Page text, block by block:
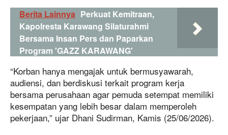
Berita Lainnya Perkuat Kemitraan,
Kapolresta Karawang Silaturahmi
Bersama Insan Pers dan Paparkan
Program 'GAZZ KARAWANG'
“Korban hanya mengajak untuk bermusyawarah,
audiensi, dan berdiskusi terkait program kerja
bersama perusahaan agar pemuda setempat memiliki
kesempatan yang lebih besar dalam memperoleh
pekerjaan,” ujar Dhani Sudirman, Kamis (25/06/2026).